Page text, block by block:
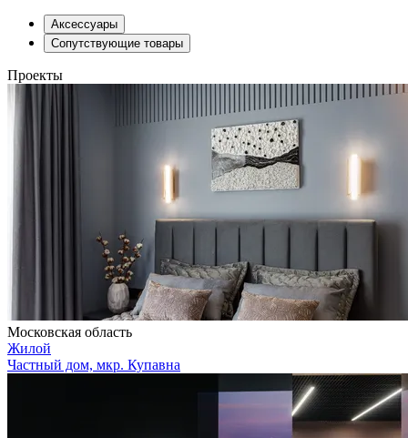
Аксессуары
Сопутствующие товары
Проекты
Московская область
Жилой
Частный дом, мкр. Купавна